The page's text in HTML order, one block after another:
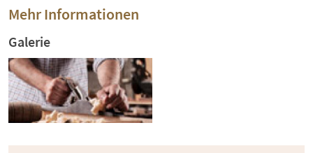
Mehr Informationen
Galerie